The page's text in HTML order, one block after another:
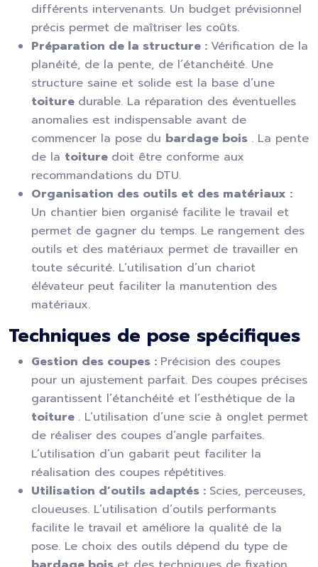
différents intervenants. Un budget prévisionnel
précis permet de maîtriser les coûts.
Préparation de la structure : Vérification de la
planéité, de la pente, de l’étanchéité. Une
structure saine et solide est la base d’une
toiture durable. La réparation des éventuelles
anomalies est indispensable avant de
commencer la pose du bardage bois . La pente
de la toiture doit être conforme aux
recommandations du DTU.
Organisation des outils et des matériaux :
Un chantier bien organisé facilite le travail et
permet de gagner du temps. Le rangement des
outils et des matériaux permet de travailler en
toute sécurité. L’utilisation d’un chariot
élévateur peut faciliter la manutention des
matériaux.
Techniques de pose spécifiques
Gestion des coupes : Précision des coupes
pour un ajustement parfait. Des coupes précises
garantissent l’étanchéité et l’esthétique de la
toiture . L’utilisation d’une scie à onglet permet
de réaliser des coupes d’angle parfaites.
L’utilisation d’un gabarit peut faciliter la
réalisation des coupes répétitives.
Utilisation d’outils adaptés : Scies, perceuses,
cloueuses. L’utilisation d’outils performants
facilite le travail et améliore la qualité de la
pose. Le choix des outils dépend du type de